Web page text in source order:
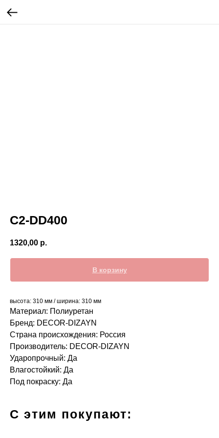
C2-DD400
1320,00 р.
В корзину
высота: 310 мм / ширина: 310 мм
Материал: Полиуретан
Бренд: DECOR-DIZAYN
Страна происхождения: Россия
Производитель: DECOR-DIZAYN
Ударопрочный: Да
Влагостойкий: Да
Под покраску: Да
С этим покупают: